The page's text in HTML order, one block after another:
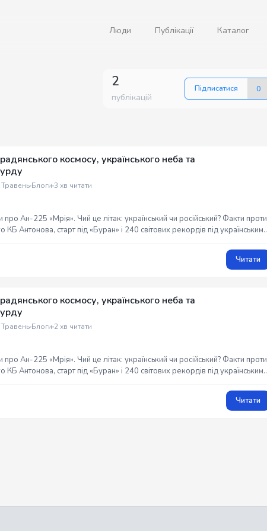
Люди Публікації Каталог
2
публікацій
Підписатися 0
космосу, українського неба та
Травень Блоги 3 хв читати
Ан-225 «Мрія». Чий це літак: український чи російський? Факти проти
КБ Антонова, старт під «Буран» і 240 світових рекордів під українським
Читати
космосу, українського неба та
Травень Блоги 2 хв читати
Ан-225 «Мрія». Чий це літак: український чи російський? Факти проти
КБ Антонова, старт під «Буран» і 240 світових рекордів під українським
Читати